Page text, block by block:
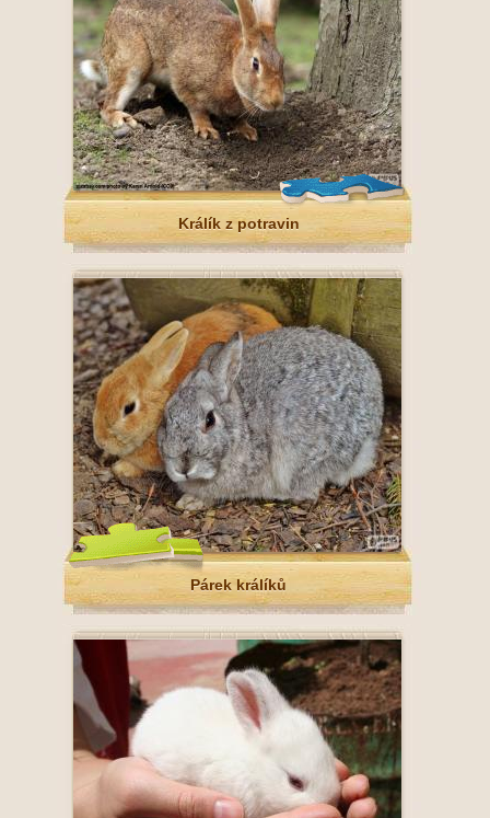
Králík z potravin
Párek králíků